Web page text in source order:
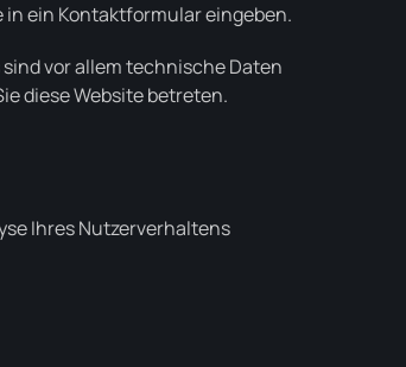
in ein Kontaktformular eingeben.
vor allem technische Daten
diese Website betreten.
Ihres Nutzerverhaltens